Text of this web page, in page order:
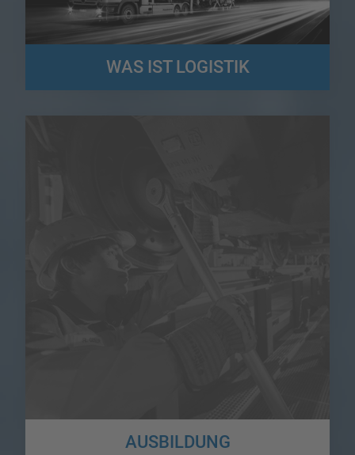
WAS IST LOGISTIK
Konzernen, Netzwerken und sogar virtuellen Unternehmen
AUSBILDUNG